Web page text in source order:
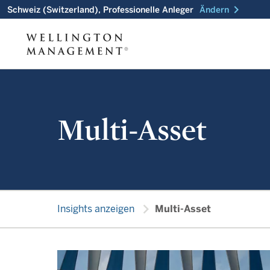
Schweiz (Switzerland), Professionelle Anleger Ändern chevron_right
Multi-Asset
Insights anzeigen chevron_right Multi-Asset